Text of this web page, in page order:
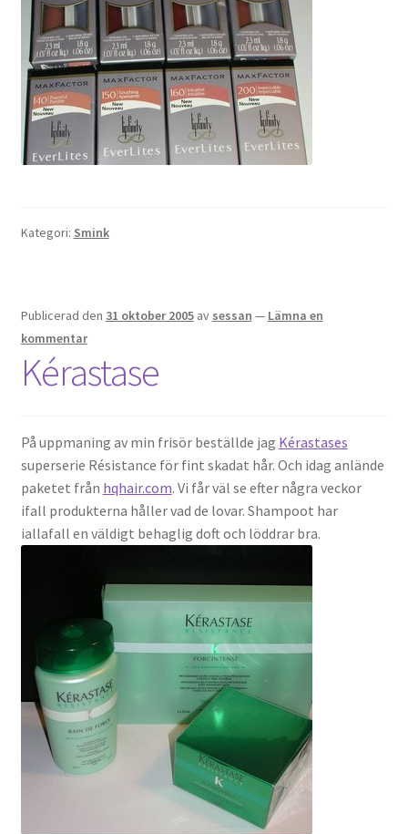
Toastmaster
Barn?
Önskelista
OSA
Om
Webbutik
Kategori: Smink
Publicerad den 31 oktober 2005 av sessan — Lämna en
kommentar
Kérastase
På uppmaning av min frisör beställde jag Kérastases
superserie Résistance för fint skadat hår. Och idag anlände
paketet från hqhair.com. Vi får väl se efter några veckor
ifall produkterna håller vad de lovar. Shampoot har
iallafall en väldigt behaglig doft och löddrar bra.